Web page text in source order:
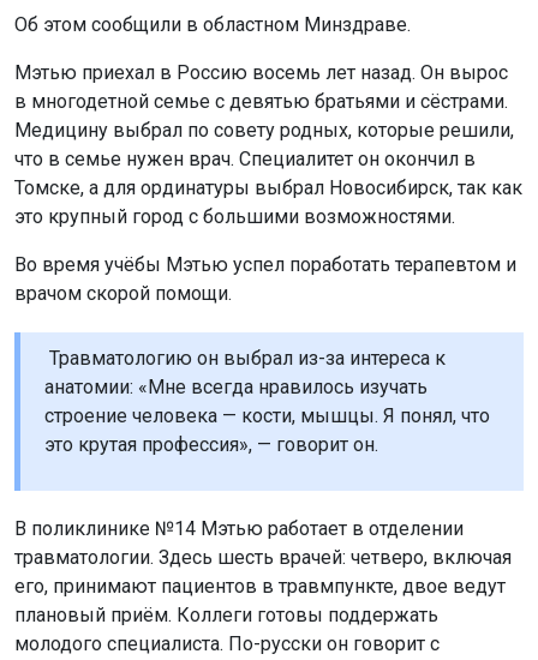
Об этом сообщили в областном Минздраве.
Мэтью приехал в Россию восемь лет назад. Он вырос
в многодетной семье с девятью братьями и сёстрами.
Медицину выбрал по совету родных, которые решили,
что в семье нужен врач. Специалитет он окончил в
Томске, а для ординатуры выбрал Новосибирск, так как
это крупный город с большими возможностями.
Во время учёбы Мэтью успел поработать терапевтом и
врачом скорой помощи.
Травматологию он выбрал из-за интереса к
анатомии: «Мне всегда нравилось изучать
строение человека — кости, мышцы. Я понял, что
это крутая профессия», — говорит он.
В поликлинике №14 Мэтью работает в отделении
травматологии. Здесь шесть врачей: четверо, включая
его, принимают пациентов в травмпункте, двое ведут
плановый приём. Коллеги готовы поддержать
молодого специалиста. По-русски он говорит с